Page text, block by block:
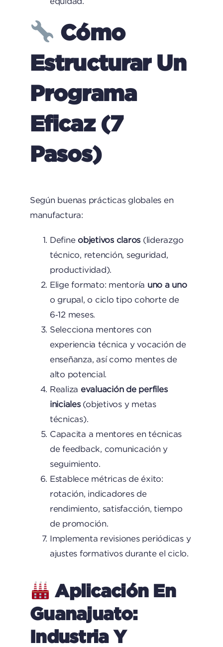
Cómo
Estructurar Un
Programa
Eficaz (7
Pasos)
Según buenas prácticas globales en
manufactura:
Define objetivos claros (liderazgo
técnico, retención, seguridad,
productividad).
Elige formato: mentoría uno a uno
o grupal, o ciclo tipo cohorte de
6‑12 meses.
Selecciona mentores con
experiencia técnica y vocación de
enseñanza, así como mentes de
alto potencial.
Realiza evaluación de perfiles
iniciales(objetivos y metas
técnicas).
Capacita a mentores en técnicas
de feedback, comunicación y
seguimiento.
Establece métricas de éxito:
rotación, indicadores de
rendimiento, satisfacción, tiempo
de promoción.
Implementa revisiones periódicas y
ajustes formativos durante el ciclo.
Aplicación En
Guanajuato:
Industria Y